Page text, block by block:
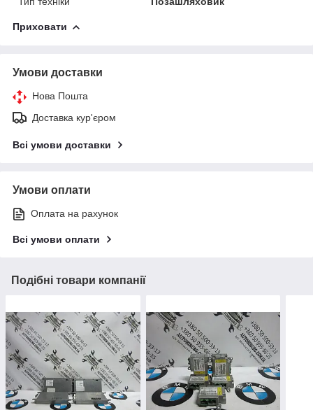
Приховати
Умови доставки
Нова Пошта
Доставка кур'єром
Всі умови доставки
Умови оплати
Оплата на рахунок
Всі умови оплати
Подібні товари компанії